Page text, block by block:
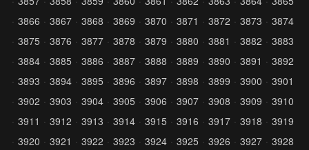
3866
3867 3868 3869 3870 3871 3872 3873
3874
3875
3876 3877 3878 3879 3880 3881 3882
3883
3884
3885 3886 3887 3888 3889 3890 3891
3892
3893
3894 3895 3896 3897 3898 3899 3900
3901
3902
3903 3904 3905 3906 3907 3908 3909
3910
3911
3912 3913 3914 3915 3916 3917 3918
3919
3920
3921 3922 3923 3924 3925 3926 3927
3928